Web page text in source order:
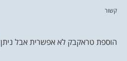
קשור
הוספת טראקבק לא אפשרית אבל ניתן